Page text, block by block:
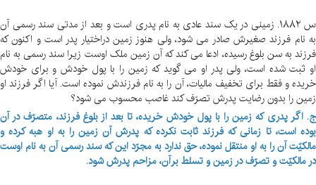
س ۱۸۸۲. زمینی در یک سند عادی به نام پدری است و بعد از مدتی سند رسمی آن
به نام فرزند صغیرش صادر می شود، ولی هنوز زمین دراختیار پدر است و اکنون که
فرزند به سن بلوغ رسیده، ادعا می کند که آن زمین ملک اوست زیرا سند رسمی به نام
او ثبت شده است، ولی پدر او می گوید که زمین را با پول خودش و برای خودش
خریده و فقط برای تخفیف مالیات، آن را به نام فرزندش نموده است. آیا اگر فرزند او
زمین را بدون رضایت پدرش تصرّف کند غاصب محسوب می شود؟
ج. اگر پدری که زمین را با پول خودش خریده، تا بعد از بلوغ فرزند، متصرّف در آن
بوده است، تا زمانی که فرزند ثابت نکرده که پدرش آن زمین را به او هبه کرده و
مالکیّت آن را به او منتقل نموده، حق ندارد به مجرّد این که سند رسمی آن به نام اوست
در مالکیّت و تصرّف در زمین و تسلط برآن، مزاحم پدرش شود.